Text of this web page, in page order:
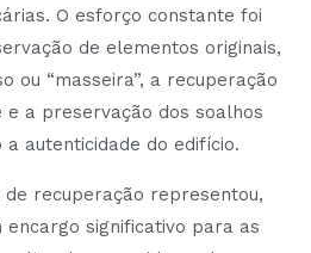
O esforço constante foi
de elementos originais,
ou “masseira”, a recuperação
a preservação dos soalhos
autenticidade do edifício.
recuperação representou,
significativo para as